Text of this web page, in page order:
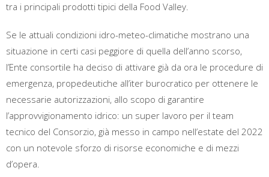
tra i principali prodotti tipici della Food Valley.
Se le attuali condizioni idro-meteo-climatiche mostrano una
situazione in certi casi peggiore di quella dell’anno scorso,
l’Ente consortile ha deciso di attivare già da ora le procedure di
emergenza, propedeutiche all’iter burocratico per ottenere le
necessarie autorizzazioni, allo scopo di garantire
l’approvvigionamento idrico: un super lavoro per il team
tecnico del Consorzio, già messo in campo nell’estate del 2022
con un notevole sforzo di risorse economiche e di mezzi
d’opera.